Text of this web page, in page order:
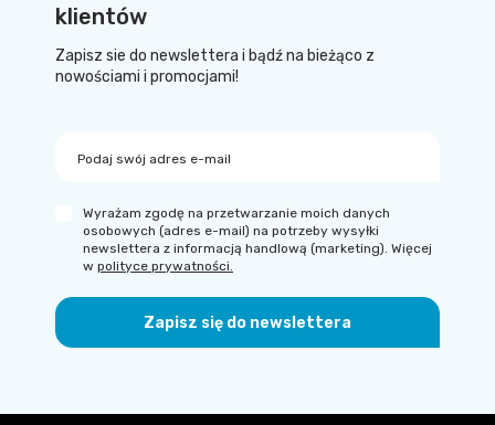
klientów
Zapisz sie do newslettera i bądź na bieżąco z
nowościami i promocjami!
Podaj swój adres e-mail
Zapisz się do newslettera
Wyrażam zgodę na przetwarzanie moich danych
osobowych (adres e-mail) na potrzeby wysyłki
newslettera z informacją handlową (marketing). Więcej
w polityce prywatności.